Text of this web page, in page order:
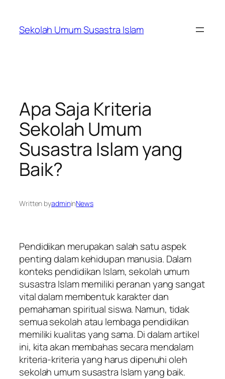
content
Sekolah Umum Susastra Islam
Apa Saja Kriteria
Sekolah Umum
Susastra Islam yang
Baik?
Written byadmininNews
Pendidikan merupakan salah satu aspek
penting dalam kehidupan manusia. Dalam
konteks pendidikan Islam, sekolah umum
susastra Islam memiliki peranan yang sangat
vital dalam membentuk karakter dan
pemahaman spiritual siswa. Namun, tidak
semua sekolah atau lembaga pendidikan
memiliki kualitas yang sama. Di dalam artikel
ini, kita akan membahas secara mendalam
kriteria-kriteria yang harus dipenuhi oleh
sekolah umum susastra Islam yang baik.